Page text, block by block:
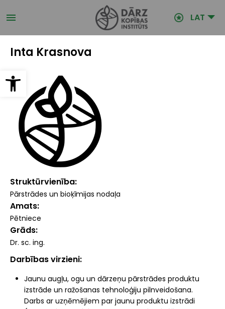
Open toolbar
uz
galveno LAT
Inta Krasnova
Struktūrvienība
Pārstrādes un bioķīmijas nodaļa
Amats
Pētniece
Grāds
Dr. sc. ing.
Darbības virzieni
Jaunu augļu, ogu un dārzeņu pārstrādes produktu
izstrāde un ražošanas tehnoloģiju pilnveidošana.
Darbs ar uzņēmējiem par jaunu produktu izstrādi